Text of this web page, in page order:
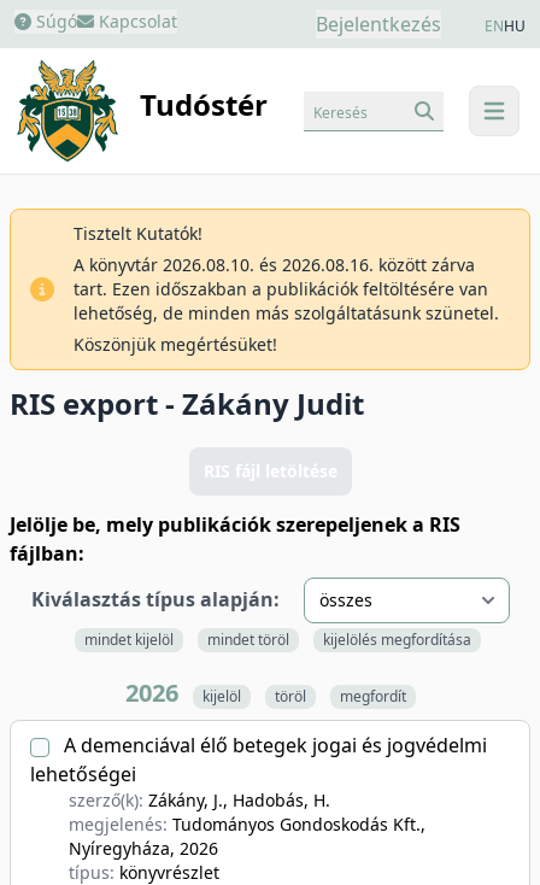
Súgó Kapcsolat Bejelentkezés ENHU
Tudóstér menu
Keresés
Tisztelt Kutatók!
A könyvtár 2026.08.10. és 2026.08.16. között zárva
tart. Ezen időszakban a publikációk feltöltésére van
lehetőség, de minden más szolgáltatásunk szünetel.
Köszönjük megértésüket!
RIS export - Zákány Judit
RIS fájl letöltése
Jelölje be, mely publikációk szerepeljenek a RIS
fájlban:
Kiválasztás típus alapján:
mindet kijelöl mindet töröl kijelölés megfordítása
2026 kijelöl töröl megfordít
A demenciával élő betegek jogai és jogvédelmi
lehetőségei
szerző(k): Zákány, J., Hadobás, H.
megjelenés: Tudományos Gondoskodás Kft.,
Nyíregyháza, 2026
típus: könyvrészlet